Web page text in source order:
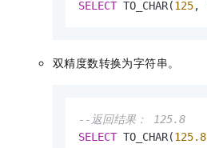
SELECT TO_CHAR(125,
双精度数转换为字符串。
--返回结果： 125.8
SELECT TO_CHAR(125.8